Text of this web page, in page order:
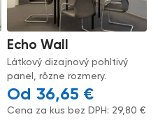
Echo Wall
Látkový dizajnový pohltivý
panel, rôzne rozmery.
36,65 €
Cena za kus bez DPH: 29,80€